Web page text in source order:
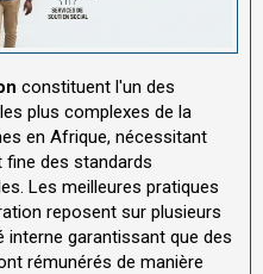
constituent l'un des
plus complexes de la
en Afrique, nécessitant
fine des standards
Les meilleures pratiques
reposent sur plusieurs
interne garantissant que des
rémunérés de manière